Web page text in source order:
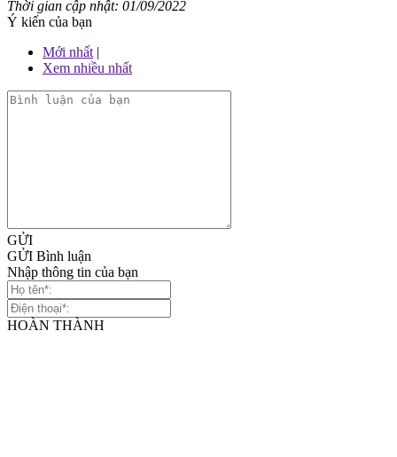
Thời gian cập nhật: 01/09/2022
Ý kiến của bạn
Mới nhất
Xem nhiều nhất
GỬI
GỬI Bình luận
Nhập thông tin của bạn
HOÀN THÀNH